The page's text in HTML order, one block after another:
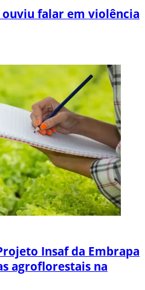
ouviu falar em violência
Insaf da Embrapa
agroflorestais na